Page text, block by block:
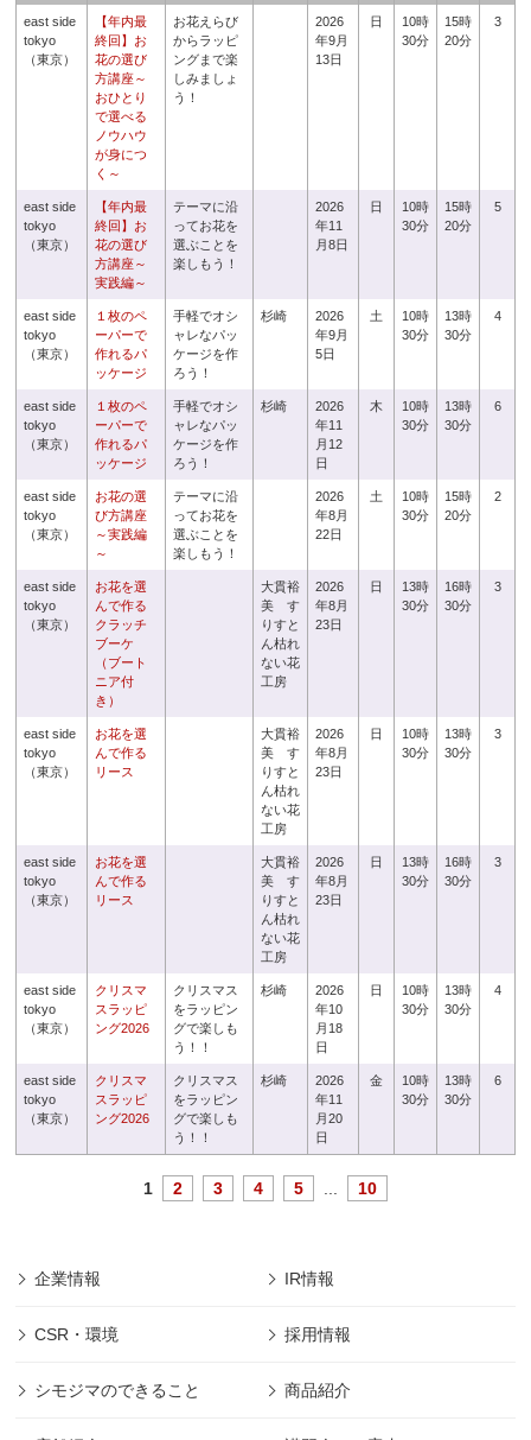
east side
tokyo
（東京）
【年内最
終回】お
花の選び
方講座～
おひとり
で選べる
ノウハウ
が身につ
く～
お花えらび
からラッピ
ングまで楽
しみましょ
う！
2026
年9月
13日
日
10時
30分
15時
20分
3
east side
tokyo
（東京）
【年内最
終回】お
花の選び
方講座～
実践編～
テーマに沿
ってお花を
選ぶことを
楽しもう！
2026
年11
月8日
日
10時
30分
15時
20分
5
east side
tokyo
（東京）
１枚のペ
ーパーで
作れるパ
ッケージ
手軽でオシ
ャレなパッ
ケージを作
ろう！
杉崎
2026
年9月
5日
土
10時
30分
13時
30分
4
east side
tokyo
（東京）
１枚のペ
ーパーで
作れるパ
ッケージ
手軽でオシ
ャレなパッ
ケージを作
ろう！
杉崎
2026
年11
月12
日
木
10時
30分
13時
30分
6
east side
tokyo
（東京）
お花の選
び方講座
～実践編
～
テーマに沿
ってお花を
選ぶことを
楽しもう！
2026
年8月
22日
土
10時
30分
15時
20分
2
east side
tokyo
（東京）
お花を選
んで作る
クラッチ
ブーケ
（ブート
ニア付
き）
大貫裕
美 す
りすと
ん枯れ
ない花
工房
2026
年8月
23日
日
13時
30分
16時
30分
3
east side
tokyo
（東京）
お花を選
んで作る
リース
大貫裕
美 す
りすと
ん枯れ
ない花
工房
2026
年8月
23日
日
10時
30分
13時
30分
3
east side
tokyo
（東京）
お花を選
んで作る
リース
大貫裕
美 す
りすと
ん枯れ
ない花
工房
2026
年8月
23日
日
13時
30分
16時
30分
3
east side
tokyo
（東京）
クリスマ
スラッピ
ング2026
クリスマス
をラッピン
グで楽しも
う！！
杉崎
2026
年10
月18
日
日
10時
30分
13時
30分
4
east side
tokyo
（東京）
クリスマ
スラッピ
ング2026
クリスマス
をラッピン
グで楽しも
う！！
杉崎
2026
年11
月20
日
金
10時
30分
13時
30分
6
1 2 3 4 5 10
企業情報 IR情報
CSR・環境 採用情報
シモジマのできること 商品紹介